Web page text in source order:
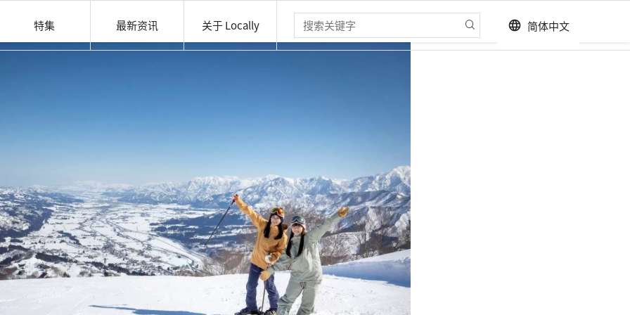
特集 最新资讯 关于 Locally language 简体中文